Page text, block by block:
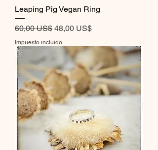
Leaping Pig Vegan Ring
Precio
60,00 US$ Precio de oferta
48,00 US$
Impuesto incluido